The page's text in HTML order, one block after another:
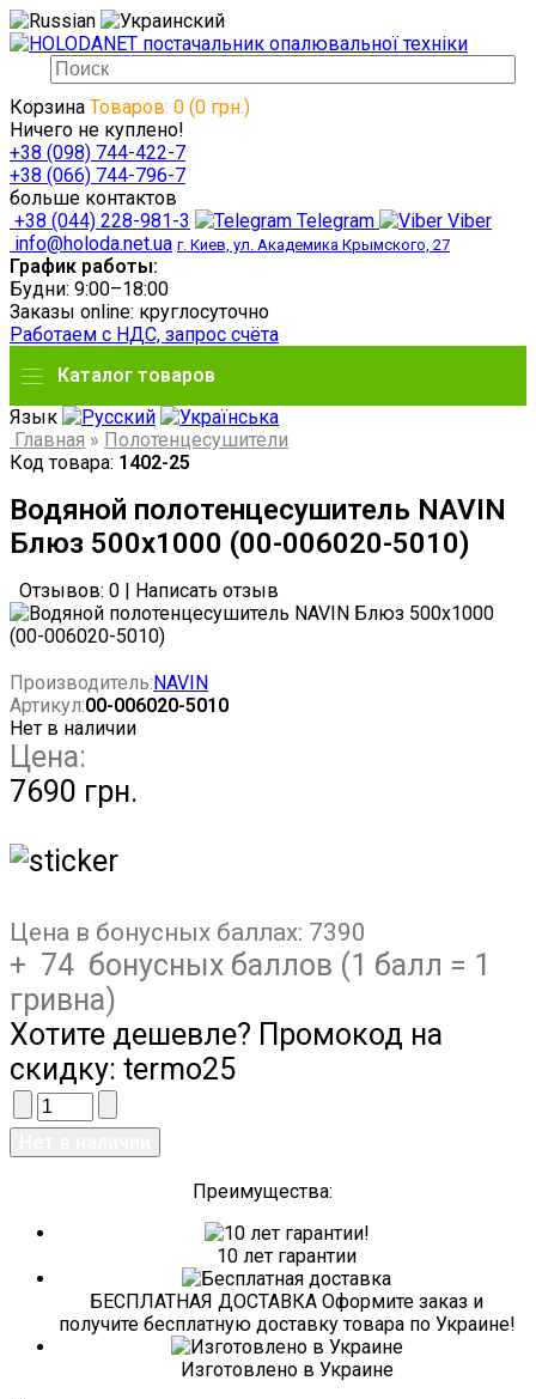
Корзина Товаров: 0 (0 грн.)
Ничего не куплено!
+38 (098) 744-422-7
+38 (066) 744-796-7
больше контактов
+38 (044) 228-981-3
Telegram
Viber
info@holoda.net.ua г. Киев, ул. Академика Крымского, 27
График работы:
Будни: 9:00–18:00
Заказы online: круглосуточно
Работаем с НДС, запрос счёта
Каталог товаров
Язык
Главная » Полотенцесушители
Код товара: 1402-25
Водяной полотенцесушитель NAVIN
Блюз 500х1000 (00-006020-5010)
Отзывов: 0 Написать отзыв
Производитель: NAVIN
Артикул:00-006020-5010
Нет в наличии
Цена:
7690 грн.
Цена в бонусных баллах: 7390
+ 74 бонусных баллов (1 балл = 1
гривна)
Хотите дешевле? Промокод на
скидку: termo25
Преимущества:
10 лет гарантии
БЕСПЛАТНАЯ ДОСТАВКА Оформите заказ и
получите бесплатную доставку товара по Украине!
Изготовлено в Украине